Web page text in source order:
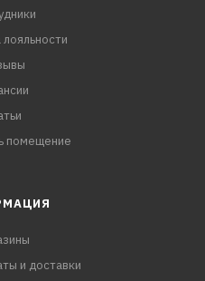
помещение
и доставки